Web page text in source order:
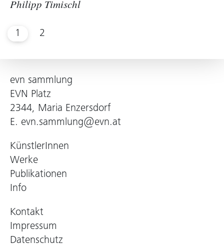
Philipp Timischl
1 2
evn sammlung
EVN Platz
2344, Maria Enzersdorf
E. evn.sammlung@evn.at
KünstlerInnen
Werke
Publikationen
Info
Kontakt
Impressum
Datenschutz